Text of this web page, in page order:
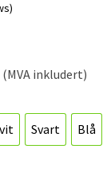
er:
(MVA inkludert)
Hvit
Svart
Svart
Blå
Blå